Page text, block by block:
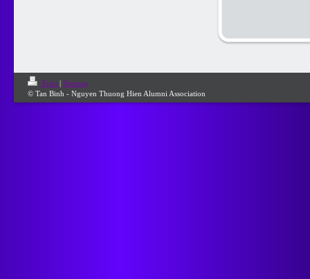
Print | Sitemap
© Tan Binh - Nguyen Thuong Hien Alumni Association